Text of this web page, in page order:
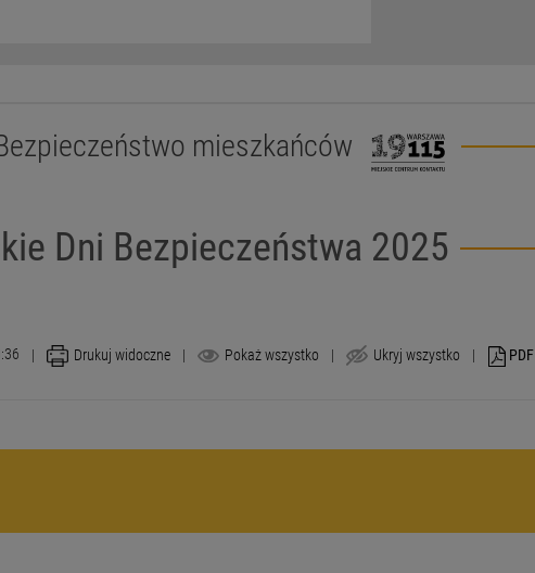
mieszkańców
Dni Bezpieczeństwa 2025
| Drukuj widoczne | Pokaż wszystko | Ukryj wszystko | PDF